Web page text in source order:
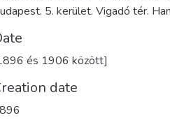
5. kerület. Vigadó tér.
és 1906 között]
date